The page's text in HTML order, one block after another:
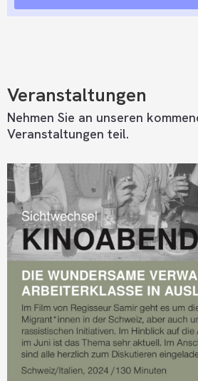
Veranstaltungen
Nehmen Sie an unseren
Veranstaltungen teil.